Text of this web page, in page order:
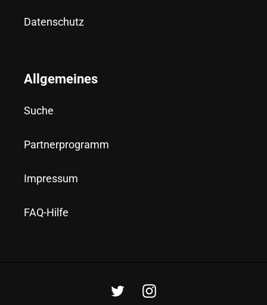
Datenschutz
Allgemeines
Suche
Partnerprogramm
Impressum
FAQ-Hilfe
TwitterInstagram